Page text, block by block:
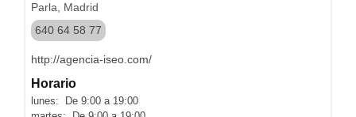
Parla, Madrid
640 64 58 77
http://agencia-iseo.com/
Horario
lunes: De 9:00 a 19:00